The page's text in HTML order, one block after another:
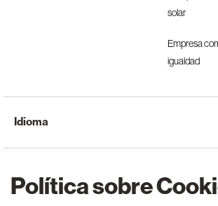
Política sobre
solar
Empresa
igualdad
Idioma